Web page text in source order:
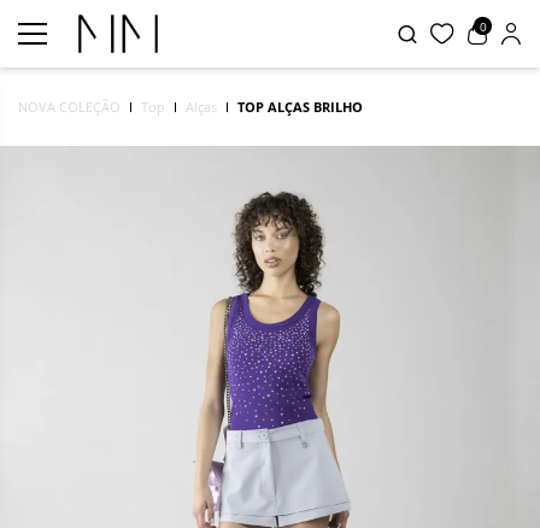
0
NOVA COLEÇÃO Top Alças TOP ALÇAS BRILHO